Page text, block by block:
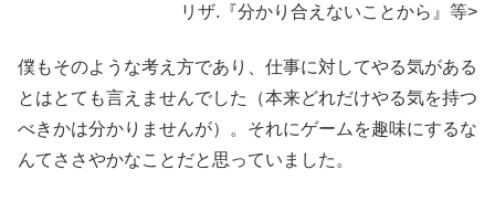
リザ.『分かり合えないことから』等>
僕もそのような考え方であり、仕事に対してやる気がある
とはとても言えませんでした（本来どれだけやる気を持つ
べきかは分かりませんが）。それにゲームを趣味にするな
んてささやかなことだと思っていました。